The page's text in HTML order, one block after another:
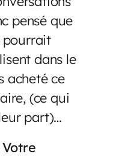
pensé que
pourrait
dans le
acheté ce
(ce qui
part)…